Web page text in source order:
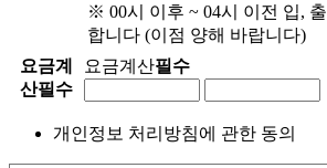
※ 00시 이후 ~ 04시 이전 입,
합니다 (이점 양해 바랍니다)
요금계
산필수
요금계산필수
개인정보 처리방침에 관한 동의